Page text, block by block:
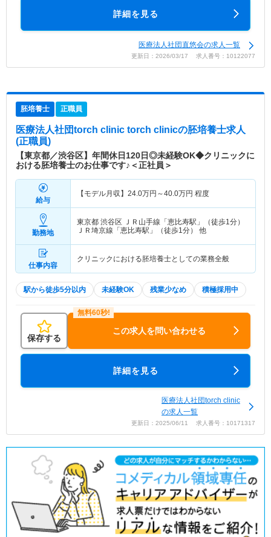
詳細を見る
医療法人社団直悠会の求人一覧
更新日：2026/03/17 求人番号：10122077
胚培養士 正職員
医療法人社団torch clinic torch clinicの胚培養士求人
(正職員)
【東京都／渋谷区】年間休日120日◎未経験OK◆クリニックに
おける胚培養士のお仕事です♪＜正社員＞
給与
【モデル月収】 24.0万円～40.0万円 程度
勤務地
東京都 渋谷区 ＪＲ山手線「恵比寿駅」（徒歩1分）
ＪＲ埼京線「恵比寿駅」（徒歩1分） 他
仕事内容
クリニックにおける胚培養士としての業務全般
駅から徒歩5分以内 未経験OK 残業少なめ 積極採用中
保存する
この求人を問い合わせる
詳細を見る
医療法人社団torch clinic
の求人一覧
更新日：2025/06/11 求人番号：10171317